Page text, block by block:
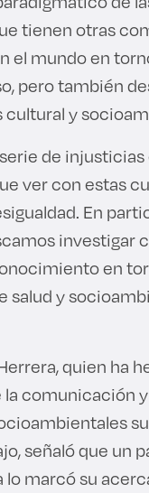
tienen otras
el mundo en
pero también
y
de
ver con estas
En
investigar
en
salud y
quien ha
comunicación
señaló que un
lo marcó su